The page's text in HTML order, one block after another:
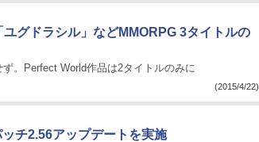
グドラシル」などMMORPG 3タイトルの
。Perfect World作品は2タイトルのみに
(2015/4/22)
ッチ2.56アップデートを実施